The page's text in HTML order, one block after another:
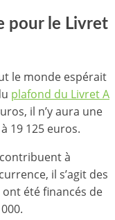
pour le Livret
le monde espérait
plafond du Livret A
il n’y aura une
19 125 euros.
à
il s’agit des
ont été financés de